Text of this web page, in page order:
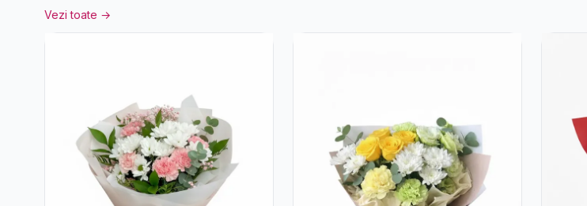
Vezi toate →